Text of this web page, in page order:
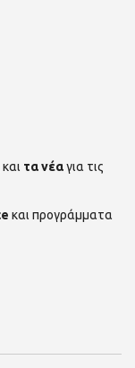
και τα νέαγια τις
και προγράμματα